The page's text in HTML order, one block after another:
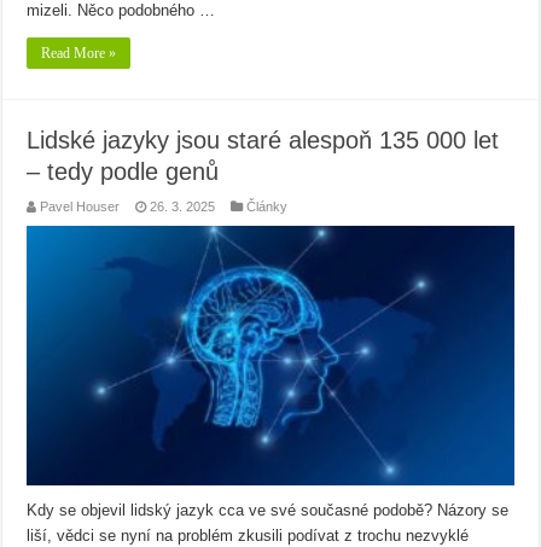
mizeli. Něco podobného …
Read More »
Lidské jazyky jsou staré alespoň 135 000 let
– tedy podle genů
Pavel Houser 26. 3. 2025 Články
Kdy se objevil lidský jazyk cca ve své současné podobě? Názory se
liší, vědci se nyní na problém zkusili podívat z trochu nezvyklé